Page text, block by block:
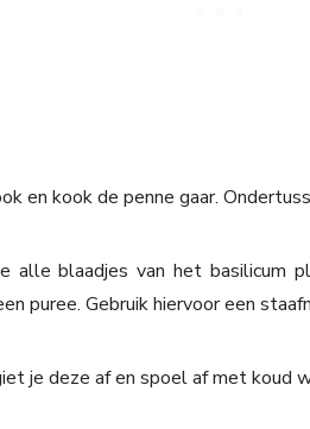
en kook de penne gaar.
alle blaadjes van het basilicum
puree. Gebruik hiervoor een
je deze af en spoel af met koud